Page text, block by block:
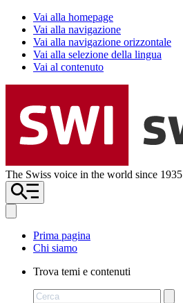
Vai alla homepage
Vai alla navigazione
Vai alla navigazione orizzontale
Vai alla selezione della lingua
Vai al contenuto
The Swiss voice in the world since 1935
Prima pagina
Chi siamo
Trova temi e contenuti
Cerca